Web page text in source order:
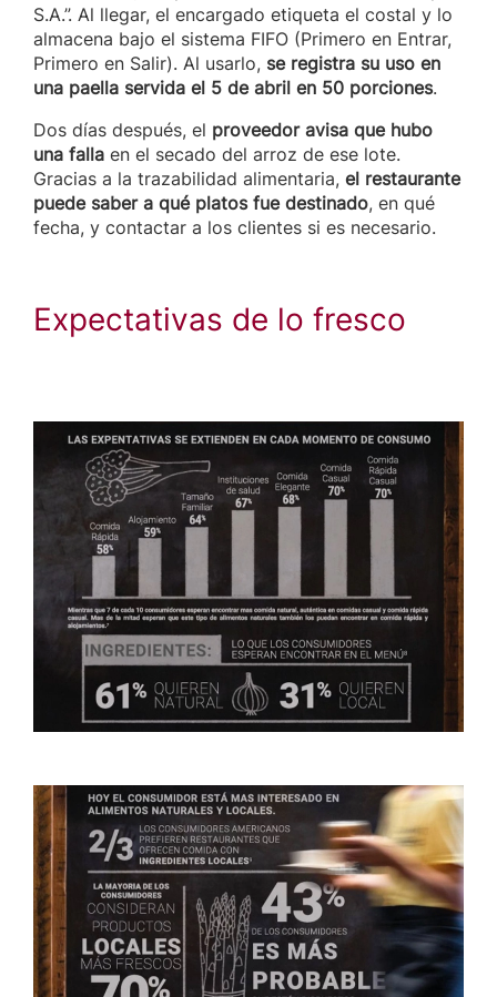
S.A.”. Al llegar, el encargado etiqueta el costal y lo
almacena bajo el sistema FIFO (Primero en Entrar,
Primero en Salir). Al usarlo, se registra su uso en
una paella servida el 5 de abril en 50 porciones.
Dos días después, el proveedor avisa que hubo
una falla en el secado del arroz de ese lote.
Gracias a la trazabilidad alimentaria, el restaurante
puede saber a qué platos fue destinado, en qué
fecha, y contactar a los clientes si es necesario.
Expectativas de lo fresco